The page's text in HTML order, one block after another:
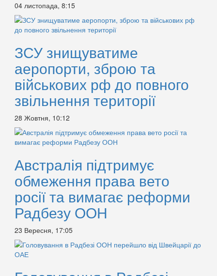
04 листопада, 8:15
ЗСУ знищуватиме
аеропорти, зброю та
військових рф до повного
звільнення території
28 Жовтня, 10:12
Австралія підтримує
обмеження права вето
росії та вимагає реформи
Радбезу ООН
23 Вересня, 17:05